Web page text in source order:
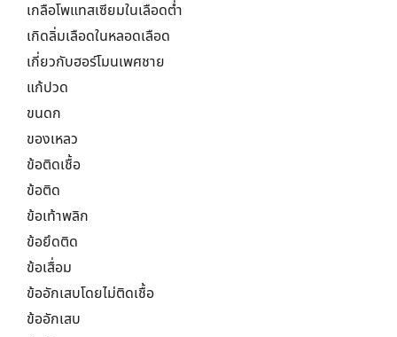
เกลือโพแทสเซียมในเลือดต่ำ
เกิดลิ่มเลือดในหลอดเลือด
เกี่ยวกับฮอร์โมนเพศชาย
แก้ปวด
ขนดก
ของเหลว
ข้อติดเชื้อ
ข้อติด
ข้อเท้าพลิก
ข้อยึดติด
ข้อเสื่อม
ข้ออักเสบโดยไม่ติดเชื้อ
ข้ออักเสบ